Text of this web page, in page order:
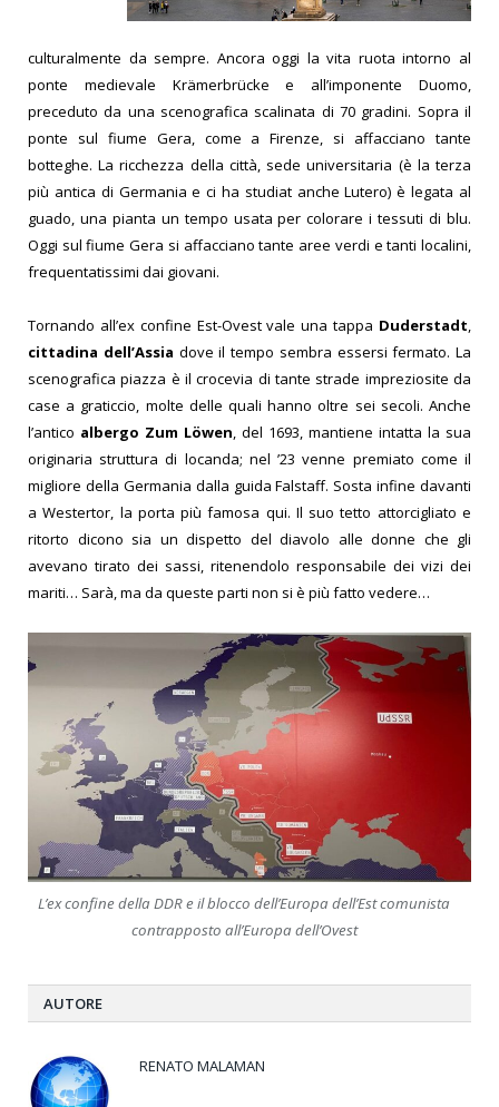
culturalmente da sempre. Ancora oggi la vita ruota intorno al
ponte medievale Krämerbrücke e all’imponente Duomo,
preceduto da una scenografica scalinata di 70 gradini. Sopra il
ponte sul fiume Gera, come a Firenze, si affacciano tante
botteghe. La ricchezza della città, sede universitaria (è la terza
più antica di Germania e ci ha studiat anche Lutero) è legata al
guado, una pianta un tempo usata per colorare i tessuti di blu.
Oggi sul fiume Gera si affacciano tante aree verdi e tanti localini,
frequentatissimi dai giovani.
Tornando all’ex confine Est-Ovest vale una tappa Duderstadt,
cittadina dell’Assia dove il tempo sembra essersi fermato. La
scenografica piazza è il crocevia di tante strade impreziosite da
case a graticcio, molte delle quali hanno oltre sei secoli. Anche
l’antico albergo Zum Löwen, del 1693, mantiene intatta la sua
originaria struttura di locanda; nel ’23 venne premiato come il
migliore della Germania dalla guida Falstaff. Sosta infine davanti
a Westertor, la porta più famosa qui. Il suo tetto attorcigliato e
ritorto dicono sia un dispetto del diavolo alle donne che gli
avevano tirato dei sassi, ritenendolo responsabile dei vizi dei
mariti… Sarà, ma da queste parti non si è più fatto vedere…
L’ex confine della DDR e il blocco dell’Europa dell’Est comunista
contrapposto all’Europa dell’Ovest
AUTORE
RENATO MALAMAN